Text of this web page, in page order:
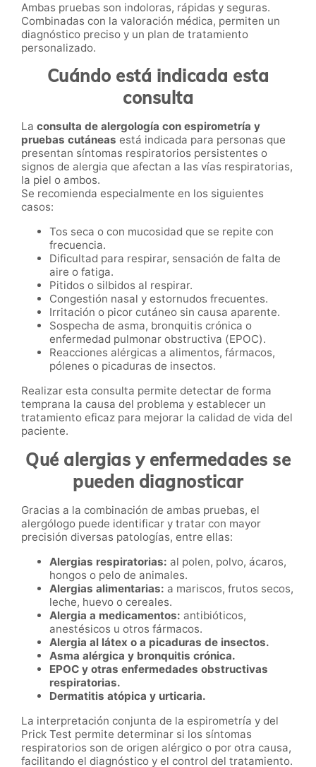
Ambas pruebas son indoloras, rápidas y seguras.
Combinadas con la valoración médica, permiten un
diagnóstico preciso y un plan de tratamiento
personalizado.
Cuándo está indicada esta
consulta
La consulta de alergología con espirometría y
pruebas cutáneas está indicada para personas que
presentan síntomas respiratorios persistentes o
signos de alergia que afectan a las vías respiratorias,
la piel o ambos.
Se recomienda especialmente en los siguientes
casos:
Tos seca o con mucosidad que se repite con
frecuencia.
Dificultad para respirar, sensación de falta de
aire o fatiga.
Pitidos o silbidos al respirar.
Congestión nasal y estornudos frecuentes.
Irritación o picor cutáneo sin causa aparente.
Sospecha de asma, bronquitis crónica o
enfermedad pulmonar obstructiva (EPOC).
Reacciones alérgicas a alimentos, fármacos,
pólenes o picaduras de insectos.
Realizar esta consulta permite detectar de forma
temprana la causa del problema y establecer un
tratamiento eficaz para mejorar la calidad de vida del
paciente.
Qué alergias y enfermedades se
pueden diagnosticar
Gracias a la combinación de ambas pruebas, el
alergólogo puede identificar y tratar con mayor
precisión diversas patologías, entre ellas:
Alergias respiratorias: al polen, polvo, ácaros,
hongos o pelo de animales.
Alergias alimentarias: a mariscos, frutos secos,
leche, huevo o cereales.
Alergia a medicamentos: antibióticos,
anestésicos u otros fármacos.
Alergia al látex o a picaduras de insectos.
Asma alérgica y bronquitis crónica.
EPOC y otras enfermedades obstructivas
respiratorias.
Dermatitis atópica y urticaria.
La interpretación conjunta de la espirometría y del
Prick Test permite determinar si los síntomas
respiratorios son de origen alérgico o por otra causa,
facilitando el diagnóstico y el control del tratamiento.